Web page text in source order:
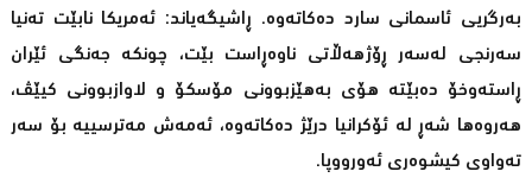
بەرگریی ئاسمانی سارد دەکاتەوە. ڕاشیگەیاند: ئەمریکا نابێت تەنیا
سەرنجی لەسەر ڕۆژهەڵاتی ناوەڕاست بێت، چونکە جەنگی ئێران
ڕاستەوخۆ دەبێتە هۆی بەهێزبوونی مۆسکۆ و لاوازبوونی کیێڤ،
هەروەها شەڕ لە ئۆکرانیا درێژ دەکاتەوە، ئەمەش مەترسییە بۆ سەر
تەواوی کیشوەری ئەورووپا.